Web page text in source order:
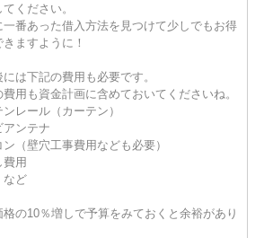
ください。
一番あった借入方法を見つけて少しでもお得
ますように！
は下記の費用も必要です。
費用も資金計画に含めておいてくださいね。
ンレール（カーテン）
アンテナ
ン（壁穴工事費用なども必要）
費用
ど
格の10％増しで予算をみておくと余裕があり